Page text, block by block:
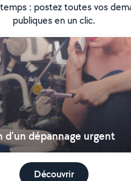
: postez toutes vos
publiques en un clic.
d'un dépannage urgent
Découvrir